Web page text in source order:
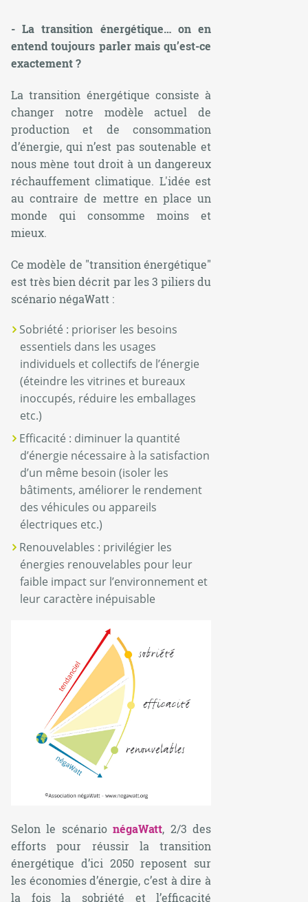
- La transition énergétique… on en
entend toujours parler mais qu’est-ce
exactement ?
La transition énergétique consiste à
changer notre modèle actuel de
production et de consommation
d’énergie, qui n’est pas soutenable et
nous mène tout droit à un dangereux
réchauffement climatique. L'idée est
au contraire de mettre en place un
monde qui consomme moins et
mieux.
Ce modèle de "transition énergétique"
est très bien décrit par les 3 piliers du
scénario négaWatt :
Sobriété : prioriser les besoins
essentiels dans les usages
individuels et collectifs de l’énergie
(éteindre les vitrines et bureaux
inoccupés, réduire les emballages
etc.)
Efficacité : diminuer la quantité
d’énergie nécessaire à la satisfaction
d’un même besoin (isoler les
bâtiments, améliorer le rendement
des véhicules ou appareils
électriques etc.)
Renouvelables : privilégier les
énergies renouvelables pour leur
faible impact sur l’environnement et
leur caractère inépuisable
Selon le scénarionégaWatt, 2/3 des
efforts pour réussir la transition
énergétique d’ici 2050 reposent sur
les économies d’énergie, c’est à dire à
la fois la sobriété et l’efficacité